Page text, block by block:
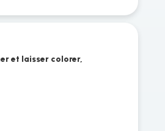
et laisser colorer,